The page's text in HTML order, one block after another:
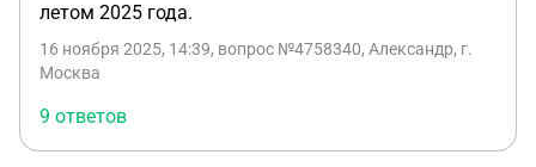
летом 2025 года.
16 ноября 2025, 14:39, вопрос №4758340, Александр, г.
Москва
9 ответов